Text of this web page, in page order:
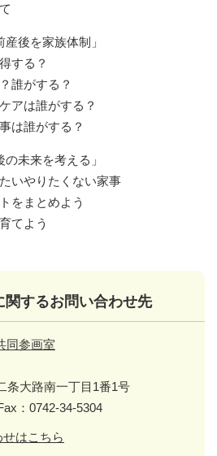
後を家族体制」
する？
誰がする？
アは誰がする？
は誰がする？
未来を考える」
いやりたくない家事
をまとめよう
てよう
関するお問い合わせ先
同参画室
条大路南一丁目1番1号
：0742-34-5304
はこちら